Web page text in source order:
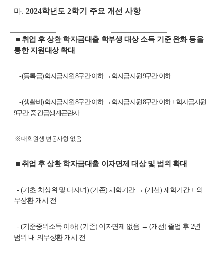
마. 2024학년도 2학기 주요 개선 사항
■ 취업 후 상환 학자금대출 학부생 대상 소득 기준 완화 등을
통한 지원대상 확대
- (등록금) 학자금지원 8구간 이하 → 학자금지원 9구간 이하
- (생활비) 학자금지원 8구간 이하 → 학자금지원 8구간 이하 + 학자금지원
9구간 중 긴급생계곤란자
※ 대학원생 변동사항 없음
■ 취업 후 상환 학자금대출 이자면제 대상 및 범위 확대
- (기초·차상위 및 다자녀) (기존) 재학기간 → (개선) 재학기간 + 의
무상환 개시 전
- (기준중위소득 이하) (기존) 이자면제 없음 → (개선) 졸업 후 2년
범위 내 의무상환 개시 전